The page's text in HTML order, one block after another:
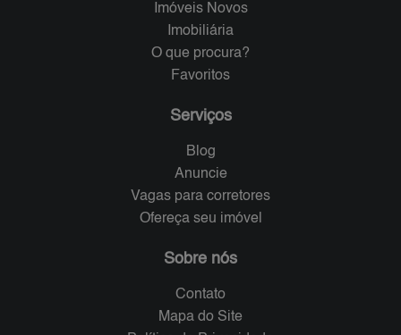
Imóveis Novos
Imobiliária
O que procura?
Favoritos
Serviços
Blog
Anuncie
Vagas para corretores
Ofereça seu imóvel
Sobre nós
Contato
Mapa do Site